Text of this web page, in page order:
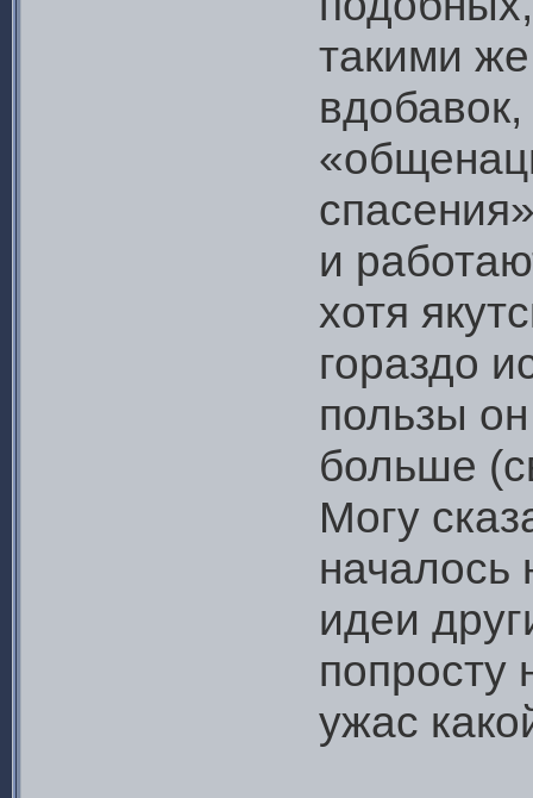
такими
вдобавок,
и
хотя
гораздо
пользы
больше
Могу
началось
идеи
попросту
ужас